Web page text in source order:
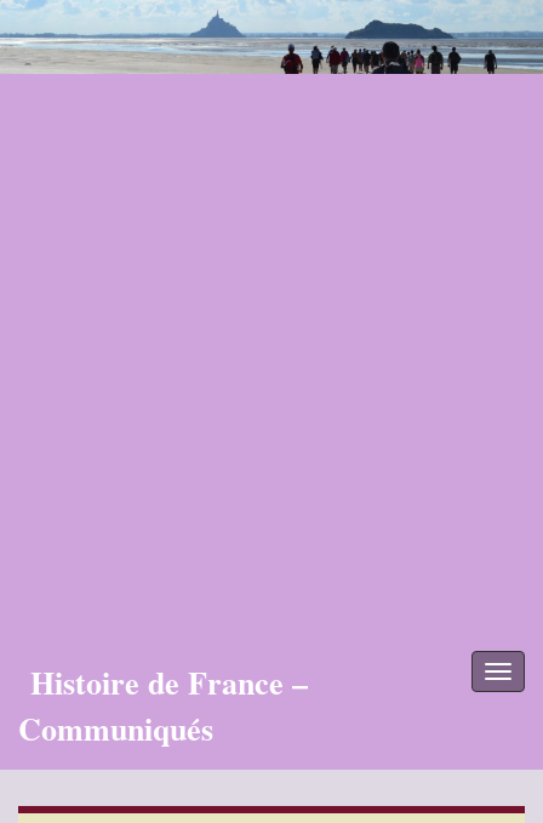
Histoire de France –
Communiqués